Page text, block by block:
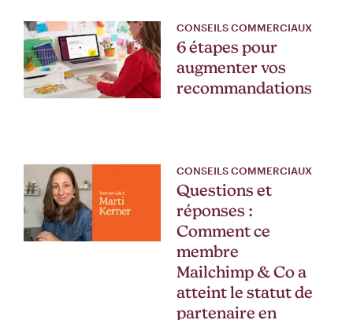
CONSEILS COMMERCIAUX
6 étapes pour
augmenter vos
recommandations
CONSEILS COMMERCIAUX
Questions et
réponses :
Comment ce
membre
Mailchimp & Co a
atteint le statut de
partenaire en